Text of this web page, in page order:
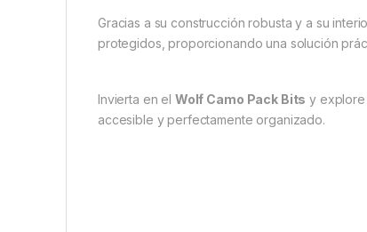
Gracias a su construcción robusta y a su
protegidos, proporcionando una solución
Invierta en el Wolf Camo Pack Bits y explore
accesible y perfectamente organizado.